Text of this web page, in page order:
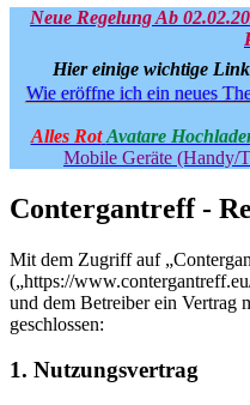
Neue Regelung Ab
Hier einige wichtige
Wie eröffne ich ein neues
Alles Rot Avatare
Mobile Geräte (Handy/
Contergantreff -
Mit dem Zugriff auf
(„https://
und dem Betreiber ein Vertrag
geschlossen:
1. Nutzungsvertrag